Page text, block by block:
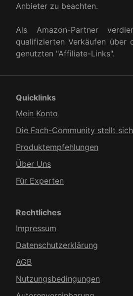
Anbieter zu beachten.
Als Amazon-Partner
qualifizierten Verkäufen über
genutzten "Affiliate-Links".
Quicklinks
Mein Konto
Die Fach-Community stellt
Produkt­empfehlungen
Über Uns
Für Experten
Rechtliches
Impressum
Datenschutzerklärung
AGB
Nutzungsbedingungen